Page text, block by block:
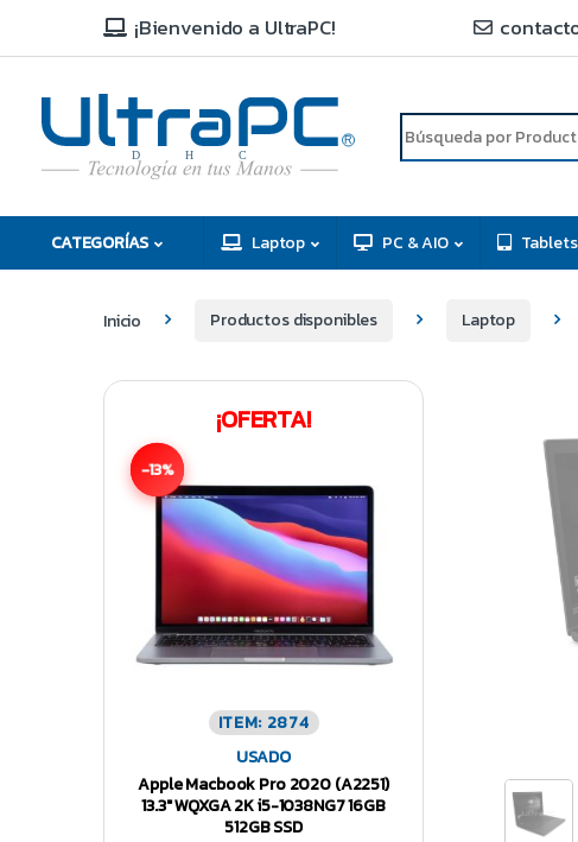
¡Bienvenido a UltraPC!
C
H
D
R
CATEGORÍAS Laptop PC & AIO
Inicio Productos disponibles Laptop
¡OFERTA!
-13%
ITEM: 2874
USADO
Apple Macbook Pro 2020 (A2251)
13.3″ WQXGA 2K i5-1038NG7 16GB
512GB SSD